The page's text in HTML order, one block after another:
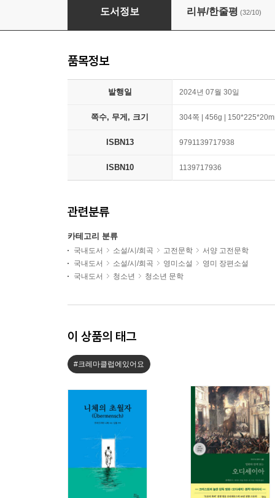
위대한 개츠비
도서정보 리뷰/한줄평 (32/10)
품목정보
발행일 2024년 07월 30일
쪽수, 무게, 크기 304쪽 | 456g |
ISBN13 9791139717938
ISBN10 1139717936
관련분류
카테고리 분류
국내도서 소설/시/희곡 고전문학
서양 고전문학
국내도서
소설/시/희곡 영미소설
영미 장편소설
국내도서
청소년 청소년 문학
이 상품의 태그
#크레마클럽에있어요